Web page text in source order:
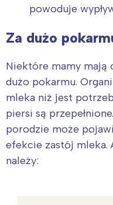
powoduje
Za dużo
Niektóre mamy mają
dużo pokarmu.
mleka niż jest
piersi są
porodzie może
efekcie zastój mleka.
należy: